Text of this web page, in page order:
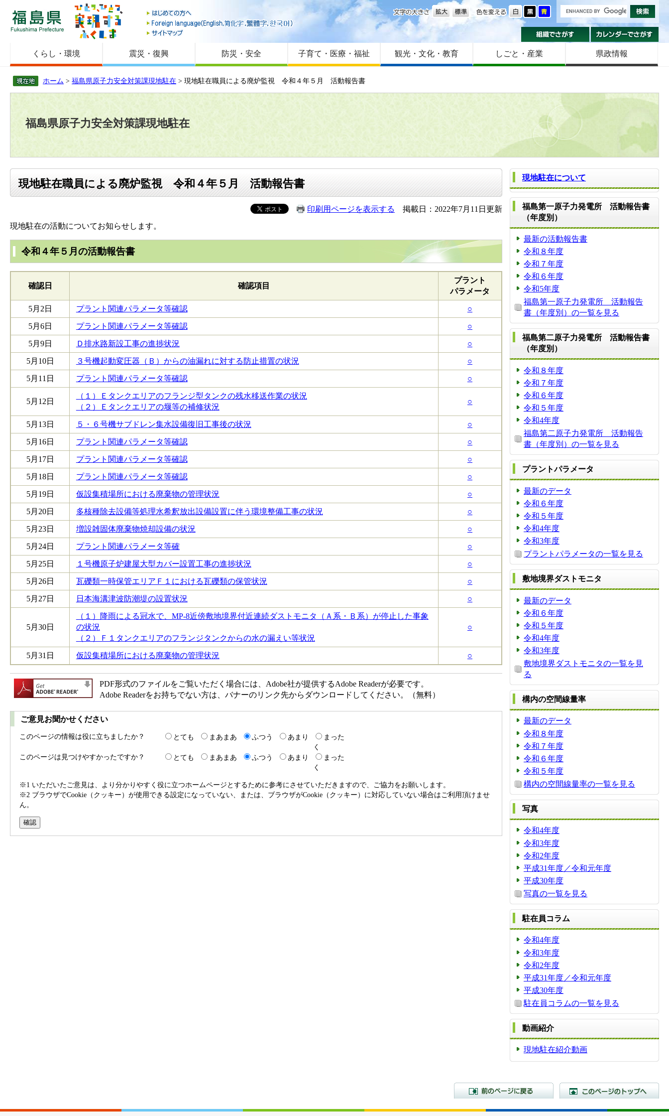
福島県
はじめての方へ
Foreign language
サイトマップ
色を変える
文字の大きさ
組織でさがす
くらし・環境 震災・復興 防災・安全 子育て・医療・福祉 観光・文化・教育 しごと・産業 県政情報
ホーム > 福島県原子力安全対策課現地駐在 > 現地駐在職員による廃炉監視 令和４年５月 活動報告書
福島県原子力安全対策課現地駐在
現地駐在職員による廃炉監視 令和４年５月 活動報告書
印刷用ページを表示する
掲載日：2022年7月11日更新
現地駐在の活動についてお知らせします。
令和４年５月の活動報告書
確認日 確認項目
プラント
パラメータ
5月2日 プラント関連パラメータ等確認 ○
5月6日 プラント関連パラメータ等確認 ○
5月9日 Ｄ排水路新設工事の進捗状況 ○
5月10日 ３号機起動変圧器（Ｂ）からの油漏れに対する防止措置の状況 ○
5月11日 プラント関連パラメータ等確認 ○
5月12日
（１）Ｅタンクエリアのフランジ型タンクの残水移送作業の状況
（２）Ｅタンクエリアの堰等の補修状況
○
5月13日 ５・６号機サブドレン集水設備復旧工事後の状況 ○
5月16日 プラント関連パラメータ等確認 ○
5月17日 プラント関連パラメータ等確認 ○
5月18日 プラント関連パラメータ等確認 ○
5月19日 仮設集積場所における廃棄物の管理状況 ○
5月20日 多核種除去設備等処理水希釈放出設備設置に伴う環境整備工事の状況 ○
5月23日 増設雑固体廃棄物焼却設備の状況 ○
5月24日 プラント関連パラメータ等確 ○
5月25日 １号機原子炉建屋大型カバー設置工事の進捗状況 ○
5月26日 瓦礫類一時保管エリアＦ１における瓦礫類の保管状況 ○
5月27日 日本海溝津波防潮堤の設置状況 ○
5月30日
（１）降雨による冠水で、MP-8近傍敷地境界付近連続ダストモニタ（Ａ系・Ｂ系）が停止した事象
の状況
（２）Ｆ１タンクエリアのフランジタンクからの水の漏えい等状況
○
5月31日 仮設集積場所における廃棄物の管理状況 ○
PDF形式のファイルをご覧いただく場合には、Adobe社が提供するAdobe Readerが必要です。
Adobe Readerをお持ちでない方は、バナーのリンク先からダウンロードしてください。（無料）
ご意見お聞かせください
このページの情報は役に立ちましたか？ とても まあまあ ふつう あまり
まった
く
このページは見つけやすかったですか？
とても まあまあ ふつう あまり
まった
く
※1 いただいたご意見は、より分かりやすく役に立つホームページとするために参考にさせていただきますので、ご協力をお願いします。
※2 ブラウザでCookie（クッキー）が使用できる設定になっていない、または、ブラウザがCookie（クッキー）に対応していない場合はご利用頂けませ
ん。
現地駐在について
福島第一原子力発電所 活動報告書
（年度別）
最新の活動報告書
令和８年度
令和７年度
令和６年度
令和5年度
福島第一原子力発電所 活動報告
書（年度別）の一覧を見る
福島第二原子力発電所 活動報告書
（年度別）
令和８年度
令和７年度
令和６年度
令和５年度
令和4年度
福島第二原子力発電所 活動報告
書（年度別）の一覧を見る
プラントパラメータ
最新のデータ
令和６年度
令和５年度
令和4年度
令和3年度
プラントパラメータの一覧を見る
敷地境界ダストモニタ
最新のデータ
令和６年度
令和５年度
令和4年度
令和3年度
敷地境界ダストモニタの一覧を見
る
構内の空間線量率
最新のデータ
令和８年度
令和７年度
令和６年度
令和５年度
構内の空間線量率の一覧を見る
写真
令和4年度
令和3年度
令和2年度
平成31年度／令和元年度
平成30年度
写真の一覧を見る
駐在員コラム
令和4年度
令和3年度
令和2年度
平成31年度／令和元年度
平成30年度
駐在員コラムの一覧を見る
動画紹介
現地駐在紹介動画
前のページに戻る